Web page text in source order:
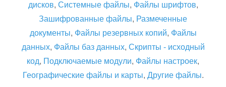
дисков, Системные файлы, Файлы шрифтов,
Зашифрованные файлы, Размеченные
документы, Файлы резервных копий, Файлы
данных, Файлы баз данных, Скрипты - исходный
код, Подключаемые модули, Файлы настроек,
Географические файлы и карты, Другие файлы.